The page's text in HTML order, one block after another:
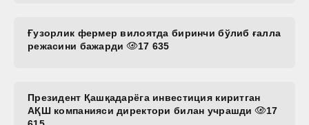
Ғузорлик фермер вилоятда биринчи бўлиб ғалла
режасини бажарди
17 635
Президент Қашқадарёга инвестиция киритган
АҚШ компанияси директори билан учрашди
17